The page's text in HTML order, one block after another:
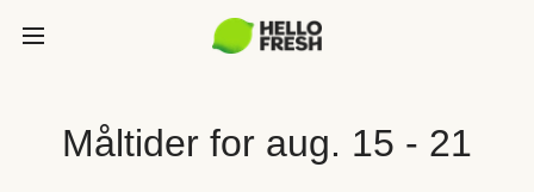
Måltider for aug. 15 - 21